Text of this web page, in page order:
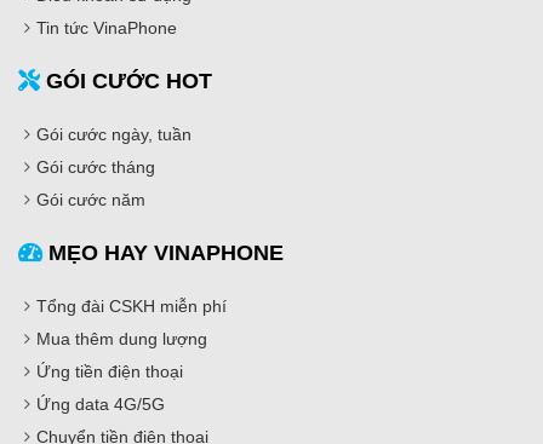
Tin tức VinaPhone
GÓI CƯỚC HOT
Gói cước ngày, tuần
Gói cước tháng
Gói cước năm
MẸO HAY VINAPHONE
Tổng đài CSKH miễn phí
Mua thêm dung lượng
Ứng tiền điện thoại
Ứng data 4G/5G
Chuyển tiền điện thoại